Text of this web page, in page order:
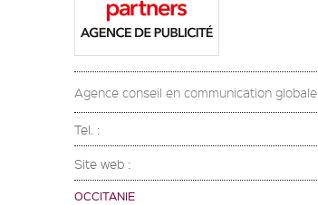
Agence conseil en communication globale
Tel. :
Site web :
OCCITANIE